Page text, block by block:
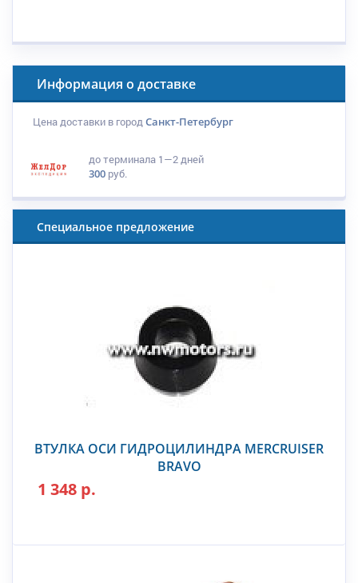
Информация о доставке
Цена доставки в городСанкт-Петербург
до терминала 1—2 дней
300 руб.
Специальное предложение
ВТУЛКА ОСИ ГИДРОЦИЛИНДРА MERCRUISER
BRAVO
1 348 р.